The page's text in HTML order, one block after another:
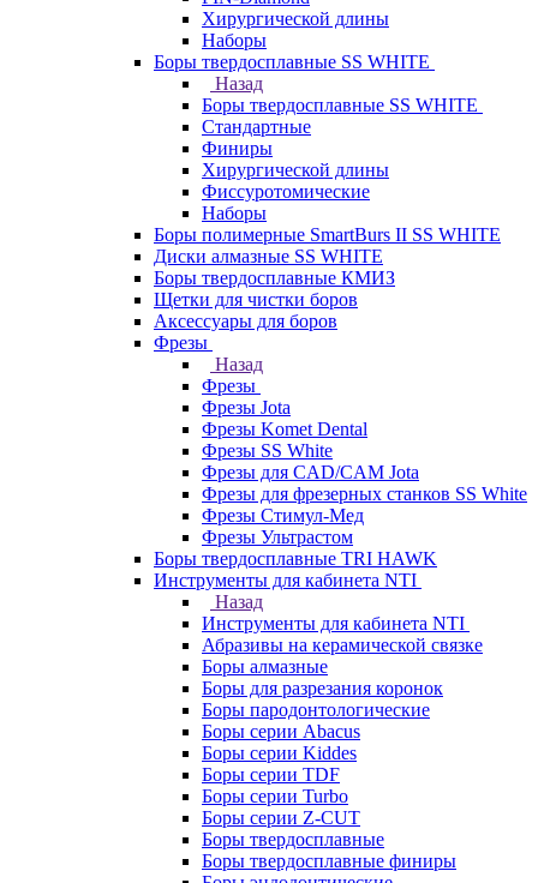
Хирургической длины
Наборы
Боры твердосплавные SS WHITE
Назад
Боры твердосплавные SS WHITE
Стандартные
Финиры
Хирургической длины
Фиссуротомические
Наборы
Боры полимерные SmartBurs II SS WHITE
Диски алмазные SS WHITE
Боры твердосплавные КМИЗ
Щетки для чистки боров
Аксессуары для боров
Фрезы
Назад
Фрезы
Фрезы Jota
Фрезы Komet Dental
Фрезы SS White
Фрезы для CAD/CAM Jota
Фрезы для фрезерных станков SS White
Фрезы Стимул-Мед
Фрезы Ультрастом
Боры твердосплавные TRI HAWK
Инструменты для кабинета NTI
Назад
Инструменты для кабинета NTI
Абразивы на керамической связке
Боры алмазные
Боры для разрезания коронок
Боры пародонтологические
Боры серии Abacus
Боры серии Kiddes
Боры серии TDF
Боры серии Turbo
Боры серии Z-CUT
Боры твердосплавные
Боры твердосплавные финиры